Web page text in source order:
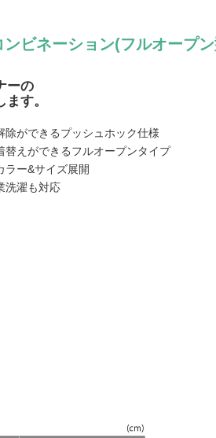
ビネーション(フルオープ
ーの
す。
除ができるプッシュホック仕様
替えができるフルオープンタイプ
ラー&サイズ展開
洗濯も対応